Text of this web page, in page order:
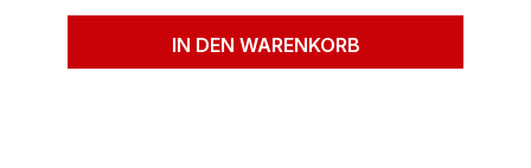
IN DEN WARENKORB